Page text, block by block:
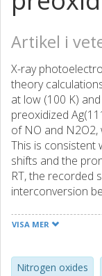
Artikel i
X-ray
theory
at low (100 K)
preoxidized
of NO and
This is consistent
shifts and the
RT, the recorded
interconversion
NO pressure, the
formation of
VISA MER
Nitrogen oxides